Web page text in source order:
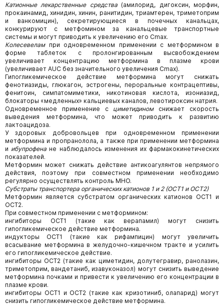
Катионные лекарственные средства(амилорид, дигоксин, морфин,
прокаинамид, хинидин, хинин, ранитидин, триамтерен, триметоприм
и ванкомицин), секретирующиеся в почечных канальцах,
конкурируют с метфомином за канальцевые транспортные
системы и могут приводить к увеличению его Сmax.
Колесевелампри одновременном применении с метформином в
форме таблеток c пролонгированным высвобождением
увеличивает концентрацию метформина в плазме крови
(увеличивает AUC без значительного увеличения Сmах).
Гипогликемическое действие метформина могут снижать
фенотиазиды, глюкагон, эстрогены, пероральные контрацептивы,
фенитоин, симпатомиметики, никотиновая кислота, изониазид,
блокаторы «медленных» кальциевых каналов, левотироксин натрия.
Одновременное применение с циметидиномснижает скорость
выведения метформина, что может приводить к развитию
лактоацидоза.
У здоровых добровольцев при одновременном применении
метформина и пропранолола, а также при применении метформина
и ибупрофена не наблюдалось изменения их фармакокинетических
показателей.
Метформин может снижать действие антикоагулянтов непрямого
действия, поэтому при совместном применении необходимо
регулярно осуществлять контроль МНО.
Субстраты транспортера органических катионов 1 и 2 (ОСТ1 и ОСТ2)
Метформин является субстратом органических катионов ОСТ1 и
ОСТ2.
При совместном применении с метформином:
ингибиторы ОСТ1 (такие как верапамил) могут снизить
гипогликемическое действие метформина.
индукторы ОСТ1 (такие как рифампицин) могут увеличить
всасывание метформина в желудочно-кишечном тракте и усилить
его гипогликемическое действие.
ингибиторы ОСТ2 (такие как циметидин, долутегравир, ранолазин,
триметоприм, вандетаниб, изавуконазол) могут снизить выведение
метформина почками и привести к увеличению его концентрации в
плазме крови.
ингибиторы ОСТ1 и ОСТ2 (такие как кризотиниб, олапарид) могут
снизить гипогликемическое действие метформина.